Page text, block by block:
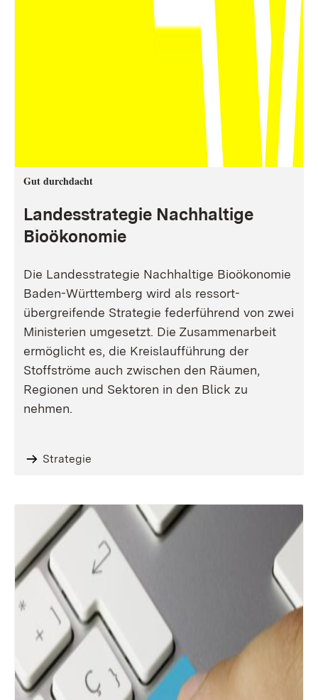
Gut durchdacht
Landesstrategie Nachhaltige
Bioökonomie
Die Landesstrategie Nachhaltige Bioökonomie
Baden-Württemberg wird als ressort-
übergreifende Strategie federführend von zwei
Ministerien umgesetzt. Die Zusammenarbeit
ermöglicht es, die Kreislaufführung der
Stoffströme auch zwischen den Räumen,
Regionen und Sektoren in den Blick zu
nehmen.
Strategie